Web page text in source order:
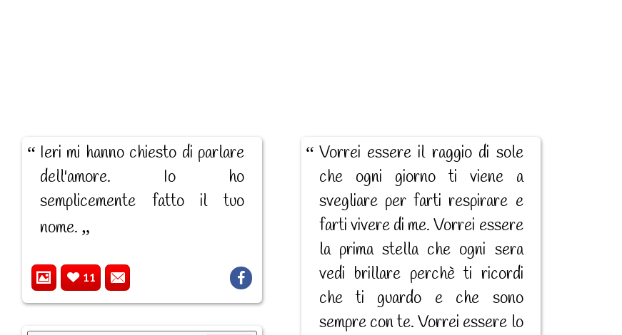
Ieri mi hanno chiesto di parlare
dell'amore. Io ho
semplicemente fatto il tuo
nome.
11
Vorrei essere il raggio di sole
che ogni giorno ti viene a
svegliare per farti respirare e
farti vivere di me. Vorrei essere
la prima stella che ogni sera
vedi brillare perchè ti ricordi
che ti guardo e che sono
sempre con te. Vorrei essere lo